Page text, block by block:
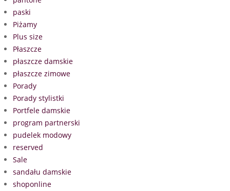
paski
Piżamy
Plus size
Płaszcze
płaszcze damskie
płaszcze zimowe
Porady
Porady stylistki
Portfele damskie
program partnerski
pudelek modowy
reserved
Sale
sandału damskie
shoponline